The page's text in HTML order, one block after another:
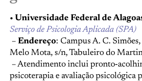
• Universidade Federal de
Serviço de Psicologia Aplicada (SPA)
– Endereço: Campus A. C.
Melo Mota, s/n, Tabuleiro do
– Atendimento inclui
psicoterapia e avaliação psicológica